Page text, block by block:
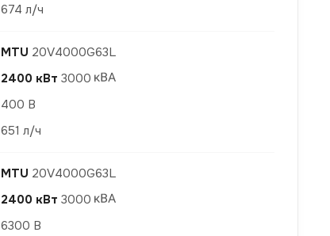
674 л/ч
MTU 20V4000G63L
2400 кВт 3000
400 В
651 л/ч
MTU 20V4000G63L
2400 кВт 3000
6300 В